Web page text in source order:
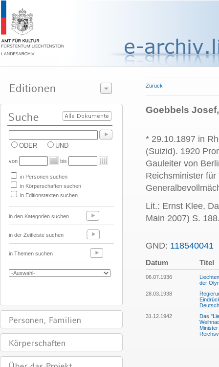
ODER UND
von bis
in Personen suchen
in Körperschaften suchen
in Editionstexten suchen
in den Kategorien suchen
in der Zeitleiste suchen
in Themen suchen
Zurück
Goebbels
* 29.10.1897 in
(Suizid). 1920
Gauleiter von
Reichsminister
Lit.: Ernst Klee,
Main 2007) S.
GND: 118540041
Datum Titel
06.07.1936
der
28.03.1938
31.12.1942
Das